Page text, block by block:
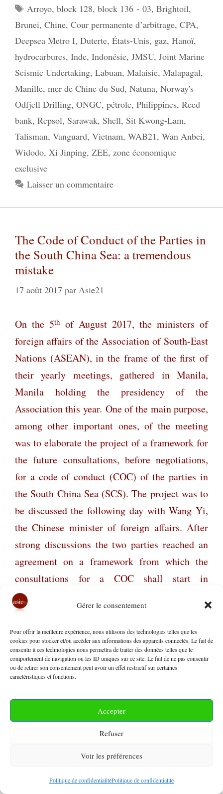
Gérer le consentement
Pour offrir la meilleure expérience, nous utilisons des technologies telles que les
cookies pour stocker et/ou accéder aux informations des appareils connectés. Le fait de
consentir à ces technologies nous permettra de traiter des données telles que le
comportement de navigation ou les ID uniques sur ce site. Le fait de ne pas consentir
ou de retirer son consentement peut avoir un effet restrictif sur certaines
caractéristiques et fonctions.
Accepter
Refuser
Voir les préférences
Politique de confidentialitéPolitique de confidentialité
Étiquettes
Arroyo, block 128, block 136 - 03, Brightoil,
Brunei, Chine, Cour permanente d’arbitrage, CPA,
Deepsea Metro I, Duterte, États-Unis, gaz, Hanoï,
hydrocarbures, Inde, Indonésie, JMSU, Joint Marine
Seismic Undertaking, Labuan, Malaisie, Malapagal,
Manille, mer de Chine du Sud, Natuna, Norway's
Odfjell Drilling, ONGC, pétrole, Philippines, Reed
bank, Repsol, Sarawak, Shell, Sit Kwong-Lam,
Talisman, Vanguard, Vietnam, WAB21, Wan Anbei,
Widodo, Xi Jinping, ZEE, zone économique
exclusive
Laisser un commentaire
The Code of Conduct of the Parties in
the South China Sea: a tremendous
mistake
17 août 2017 par Asie21
On the 5th of August 2017, the ministers of
foreign affairs of the Association of South-East
Nations (ASEAN), in the frame of the first of
their yearly meetings, gathered in Manila,
Manila holding the presidency of the
Association this year. One of the main purpose,
among other important ones, of the meeting
was to elaborate the project of a framework for
the future consultations, before negotiations,
for a code of conduct (COC) of the parties in
the South China Sea (SCS). The project was to
be discussed the following day with Wang Yi,
the Chinese minister of foreign affairs. After
strong discussions the two parties reached an
agreement on a framework from which the
consultations for a COC shall start in
November, at Clark, Pampanga province, in the
Philippines. It will happen on the occasion of
the second ASEAN and China foreign affairs
ministers’ meeting of year 2017.
Lire la suite
SCHAEFFER Daniel
Étiquettes
136-03,Alan Peter Cayetano,Antonio T. Carpio,
,buffalo tongue,Chinese minister